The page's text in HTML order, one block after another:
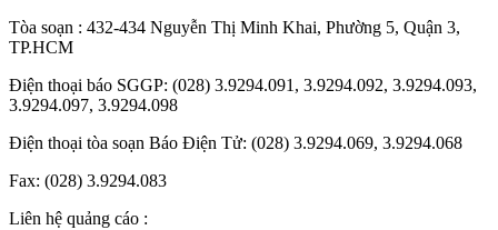
Tòa soạn : 432-434 Nguyễn Thị Minh Khai, Phường 5, Quận 3,
TP.HCM
Điện thoại báo SGGP: (028) 3.9294.091, 3.9294.092, 3.9294.093,
3.9294.097, 3.9294.098
Điện thoại tòa soạn Báo Điện Tử: (028) 3.9294.069, 3.9294.068
Fax: (028) 3.9294.083
Liên hệ quảng cáo :